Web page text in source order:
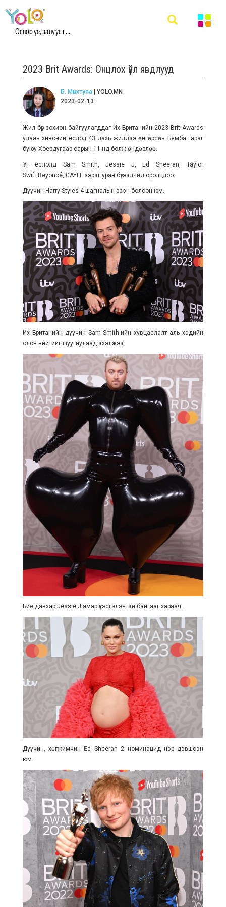
Өсвөр үе, залууст ...
2023 Brit Awards: Онцлох үйл явдлууд
Б. Мөнхтуяа| YOLO.MN
2023-02-13
Жил бүр зохион байгуулагддаг Их Британийн 2023 Brit Awards
улаан хивсний ёслол 43 дахь жилдээ өнгөрсөн Бямба гараг
буюу Хоёрдугаар сарын 11-нд болж өндөрлөө.
Уг ёслолд Sam Smith, Jessie J, Ed Sheeran, Taylor
Swift,Beyoncé, GAYLE зэрэг уран бүтээлчид оролцлоо.
Дуучин Harry Styles 4 шагналын эзэн болсон юм.
Их Британийн дуучин Sam Smith-ийн хувцаслалт аль хэдийн
олон нийтийг шуугиулаад эхэлжээ.
Бие давхар Jessie J ямар үзэсгэлэнтэй байгааг хараач.
Дуучин, хөгжимчин Ed Sheeran 2 номинацид нэр дэвшсэн
юм.